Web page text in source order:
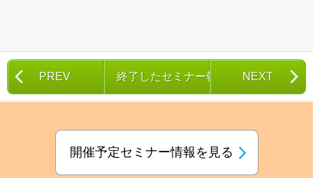
PREV 終了したセミナー報告一覧NEXT
開催予定セミナー情報を見る